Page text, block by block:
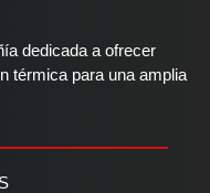
dedicada a ofrecer
térmica para una amplia